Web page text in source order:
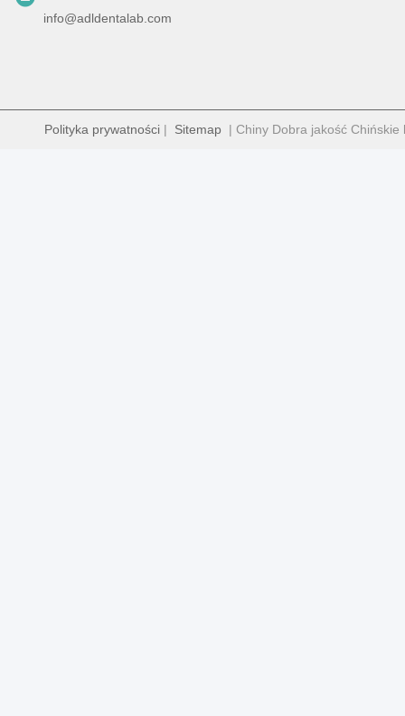
info@adldentalab.com
Polityka prywatności | Sitemap | Chiny Dobra jakość